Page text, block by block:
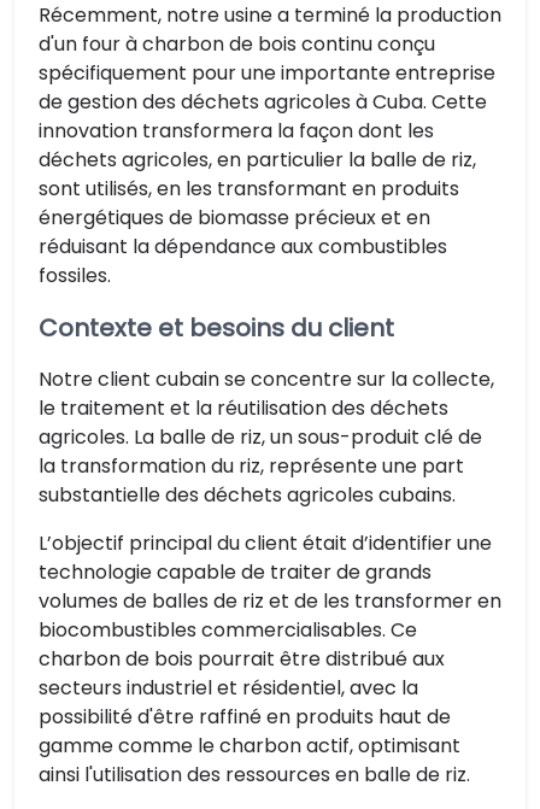
Récemment, notre usine a terminé la production
d'un four à charbon de bois continu conçu
spécifiquement pour une importante entreprise
de gestion des déchets agricoles à Cuba. Cette
innovation transformera la façon dont les
déchets agricoles, en particulier la balle de riz,
sont utilisés, en les transformant en produits
énergétiques de biomasse précieux et en
réduisant la dépendance aux combustibles
fossiles.
Contexte et besoins du client
Notre client cubain se concentre sur la collecte,
le traitement et la réutilisation des déchets
agricoles. La balle de riz, un sous-produit clé de
la transformation du riz, représente une part
substantielle des déchets agricoles cubains.
L’objectif principal du client était d’identifier une
technologie capable de traiter de grands
volumes de balles de riz et de les transformer en
biocombustibles commercialisables. Ce
charbon de bois pourrait être distribué aux
secteurs industriel et résidentiel, avec la
possibilité d'être raffiné en produits haut de
gamme comme le charbon actif, optimisant
ainsi l'utilisation des ressources en balle de riz.